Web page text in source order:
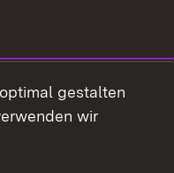
gestalten
wir